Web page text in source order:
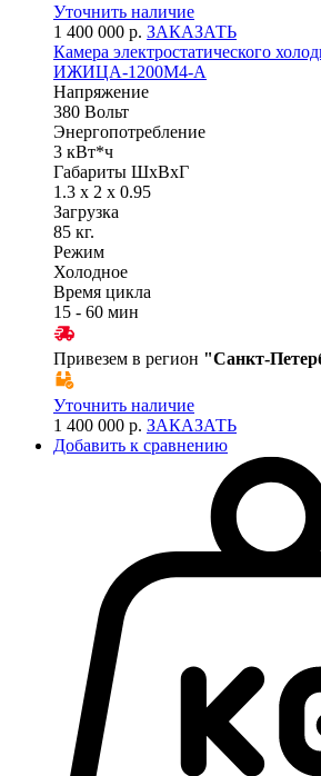
Уточнить наличие
1 400 000 р. ЗАКАЗАТЬ
Камера электростатического
ИЖИЦА-1200М4-А
Напряжение
380 Вольт
Энергопотребление
3 кВт*ч
Габариты ШхВхГ
1.3 x 2 x 0.95
Загрузка
85 кг.
Режим
Холодное
Время цикла
15 - 60 мин
Привезем в регион "Санкт-
Уточнить наличие
1 400 000 р. ЗАКАЗАТЬ
Добавить к сравнению